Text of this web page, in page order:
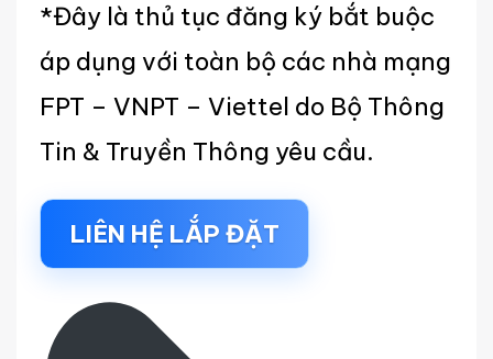
*Đây là thủ tục đăng ký bắt buộc
áp dụng với toàn bộ các nhà mạng
FPT – VNPT – Viettel do Bộ Thông
Tin & Truyền Thông yêu cầu.
LIÊN HỆ LẮP ĐẶT